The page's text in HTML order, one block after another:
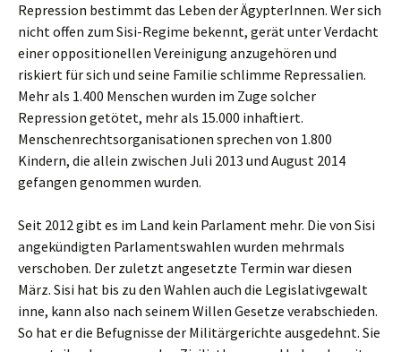
Repression bestimmt das Leben der ÄgypterInnen. Wer sich
nicht offen zum Sisi-Regime bekennt, gerät unter Verdacht
einer oppositionellen Vereinigung anzugehören und
riskiert für sich und seine Familie schlimme Repressalien.
Mehr als 1.400 Menschen wurden im Zuge solcher
Repression getötet, mehr als 15.000 inhaftiert.
Menschenrechtsorganisationen sprechen von 1.800
Kindern, die allein zwischen Juli 2013 und August 2014
gefangen genommen wurden.
Seit 2012 gibt es im Land kein Parlament mehr. Die von Sisi
angekündigten Parlamentswahlen wurden mehrmals
verschoben. Der zuletzt angesetzte Termin war diesen
März. Sisi hat bis zu den Wahlen auch die Legislativgewalt
inne, kann also nach seinem Willen Gesetze verabschieden.
So hat er die Befugnisse der Militärgerichte ausgedehnt. Sie